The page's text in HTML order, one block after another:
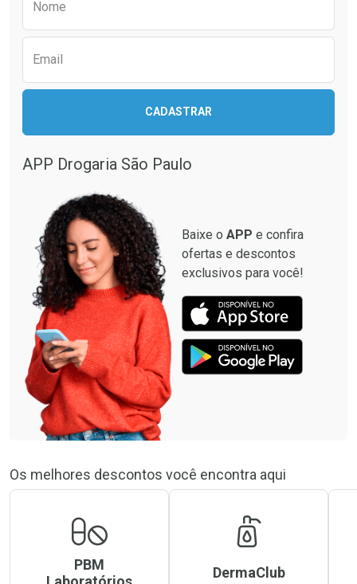
Nome
Email
CADASTRAR
APP Drogaria São Paulo
Baixe o APP e confira
ofertas e descontos
exclusivos para você!
Os melhores descontos você encontra aqui
PBM
DermaClub